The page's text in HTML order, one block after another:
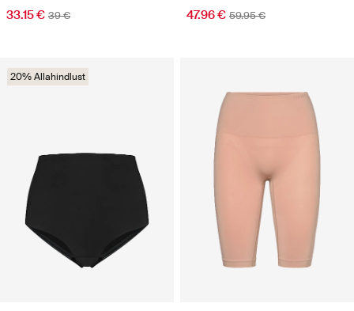
33.15 € 39 € 47.96 € 59.95 €
20% Allahindlust